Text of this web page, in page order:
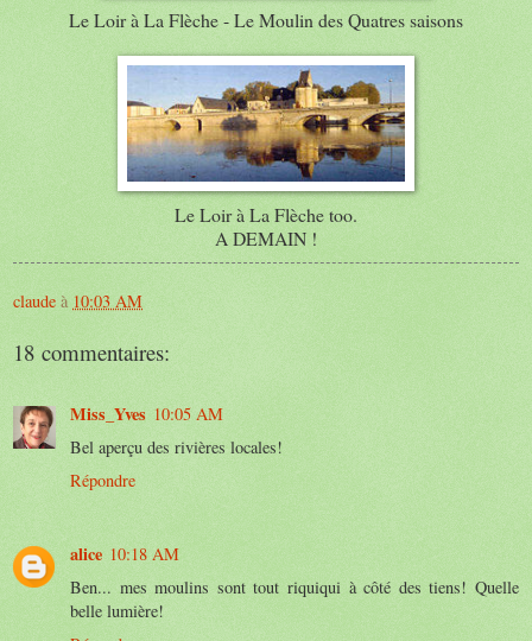
Le Loir à La Flèche - Le Moulin des Quatres saisons
Le Loir à La Flèche too.
A DEMAIN !
claude à 10:03 AM
18 commentaires:
Miss_Yves 10:05 AM
Bel aperçu des rivières locales!
Répondre
alice 10:18 AM
Ben... mes moulins sont tout riquiqui à côté des tiens! Quelle
belle lumière!